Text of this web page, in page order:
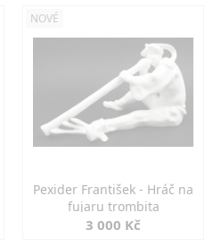
NOVÉ
Pexider František - Hráč na
fujaru trombita
3 000 Kč